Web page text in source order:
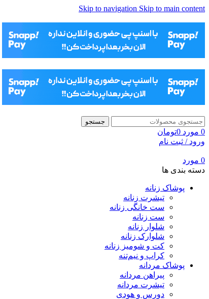
Skip to navigation Skip to main content
جستجو
0 مورد 0تومان
ورود / ثبت نام
0 مورد
دسته بندی ها
پوشاک زنانه
تیشرت زنانه
ست خانگی زنانه
ست زنانه
شلوار زنانه
شلوارک زنانه
کت و شومیز زنانه
کراپ و نیم‌تنه
پوشاک مردانه
پیراهن مردانه
تیشرت مردانه
دورس و هودی